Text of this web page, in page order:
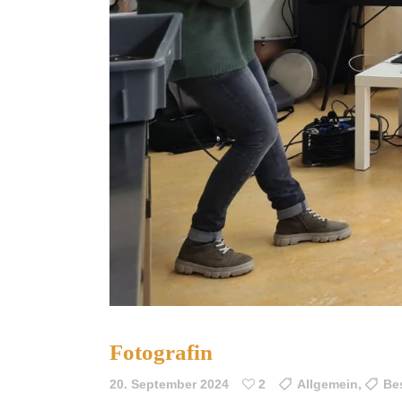
Fotografin
20. September 2024 2 Allgemein,